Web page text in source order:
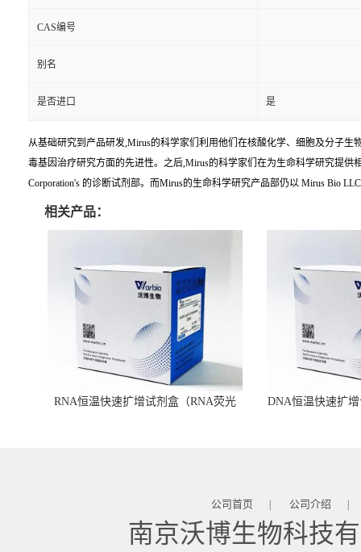
CAS编号
别名
是否进口 是
从基础研究到产品研发,Mirus的科学家们利用他们在核酸化学、细胞及分子
毒基因治疗研究方面的先进性。之后,Mirus的科学家们在为生命科学研究提供
Corporation's 的诊断试剂部。而Mirus的生命科学研究产品部仍以 Mirus Bio
相关产品：
RNA恒温快速扩增试剂盒（RNA荧光
DNA恒温快速扩
公司首页 | 公司介绍 |
南京沃博生物科技